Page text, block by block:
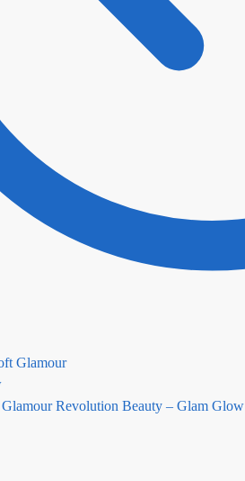
Glamour Revolution Beauty – Glam Glow